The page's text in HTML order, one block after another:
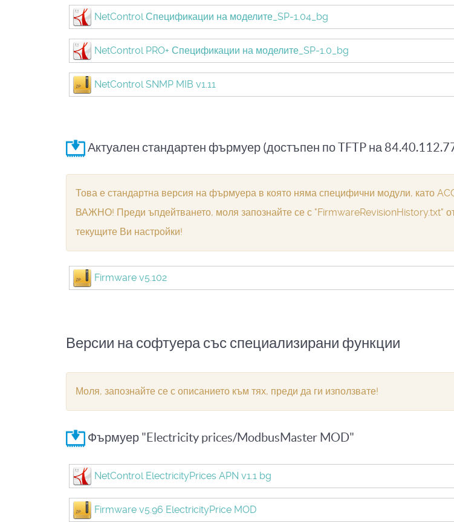
NetControl Спецификации на моделите_SP-1.04_bg
NetControl PRO+ Спецификации на моделите_SP-1.0_bg
NetControl SNMP MIB v1.11
Актуален стандартен фърмуер (достъпен по TFTP на
Това е стандартна версия на фърмуера в която няма специфични модули, като
ВАЖНО! Преди ъпдейтването, моля запознайте се с "FirmwareRevisionHistory.txt"
текущите Ви настройки!
Firmware v5.102
Версии на софтуера със специализирани функции
Моля, запознайте се с описанието към тях, преди да ги използвате!
Фърмуер "Electricity prices/ModbusMaster MOD"
NetControl ElectricityPrices APN v1.1 bg
Firmware v5.96 ElectricityPrice MOD